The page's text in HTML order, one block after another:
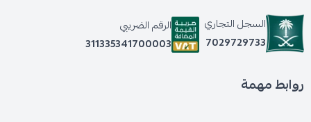
السجل التجاري
7029729733
الرقم الضريبي
311335341700003
روابط مهمة